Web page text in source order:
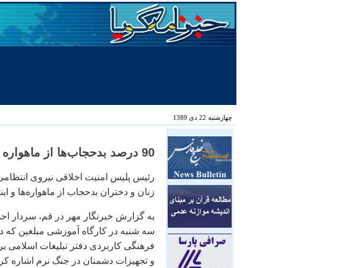
چهارشنبه 22 دی 1389
90 درصد بدحجاب‌ها از ماهواره و اینترنت الگو می‌گیرند!، مهر
زنان و دختران بدحجاب از ماهواره‌ها و
به گزارش خبرنگار مهر در قم، سردار
سه شنبه در کارگاه آموزشی مبلغین
فرهنگی کاربردی دفتر تبلیغات اسلامی
و تجهیزات دشمنان در جنگ نرم اشاره